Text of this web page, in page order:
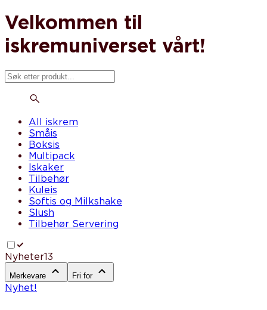
Velkommen til
iskremuniverset vårt!
All iskrem
Småis
Boksis
Multipack
Iskaker
Tilbehør
Kuleis
Softis og Milkshake
Slush
Tilbehør Servering
Nyheter13
Merkevare Fri for
Nyhet!